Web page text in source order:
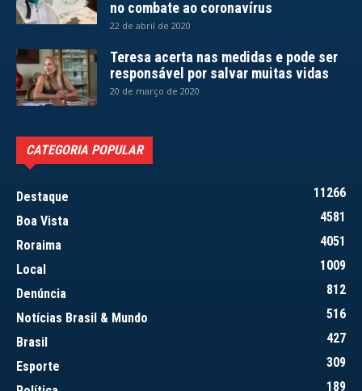
no combate ao coronavírus
22 de abril de 2020
Teresa acerta nas medidas e pode ser
responsável por salvar muitas vidas
20 de março de 2020
CATEGORIA POPULAR
Destaque
11266
Boa Vista
4581
Roraima
4051
Local
1009
Denúncia
812
Notícias Brasil & Mundo
516
Brasil
427
Esporte
309
189